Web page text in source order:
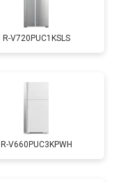
R-V720PUC1KSLS
R-V660PUC3KPWH